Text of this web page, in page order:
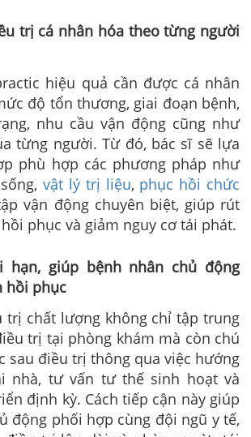
trị cá nhân hóa theo từng người
hiệu quả cần được cá nhân
độ tổn thương, giai đoạn bệnh,
nhu cầu vận động cũng như
từng người. Từ đó, bác sĩ sẽ lựa
phù hợp các phương pháp như
vật lý trị liệu, phục hồi chức
vận động chuyên biệt, giúp rút
phục và giảm nguy cơ tái phát.
hạn, giúp bệnh nhân chủ động
hồi phục
trị chất lượng không chỉ tập trung
trị tại phòng khám mà còn chú
sau điều trị thông qua việc hướng
nhà, tư vấn tư thế sinh hoạt và
định kỳ. Cách tiếp cận này giúp
động phối hợp cùng đội ngũ y tế,